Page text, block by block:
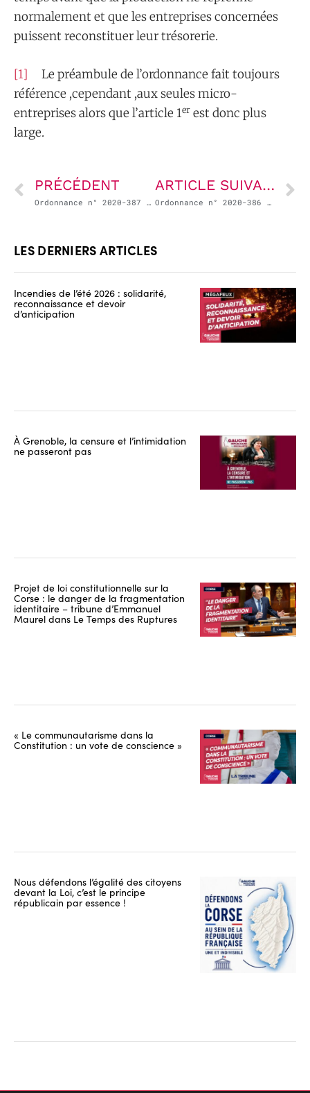
normalement et que les entreprises concernées
puissent reconstituer leur trésorerie.
[1] Le préambule de l’ordonnance fait toujours
référence ,cependant ,aux seules micro-
entreprises alors que l’article 1er est donc plus
large.
PRÉCÉDENT
Ordonnance n° 2020-387 du 1er avril 2020 portant mesures d’urgence en matière de formation professionnelle
ARTICLE SUIVANT
Ordonnance n° 2020-386 du 1er avril 2020 adaptant les conditions d’exercice des missions des services de santé au travail à l’urgence sanitaire et modifiant le régime des demandes préalables d’autorisation d’activité partielle
LES DERNIERS ARTICLES
Incendies de l’été 2026 : solidarité,
reconnaissance et devoir
d’anticipation
À Grenoble, la censure et l’intimidation
ne passeront pas
Projet de loi constitutionnelle sur la
Corse : le danger de la fragmentation
identitaire – tribune d’Emmanuel
Maurel dans Le Temps des Ruptures
« Le communautarisme dans la
Constitution : un vote de conscience »
Nous défendons l’égalité des citoyens
devant la Loi, c’est le principe
républicain par essence !